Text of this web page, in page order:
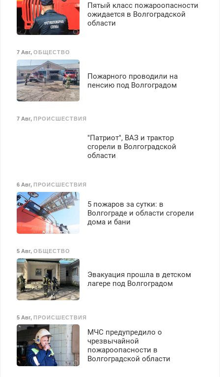
Пятый класс пожароопасности
ожидается в Волгоградской
области
7 Авг, ОБЩЕСТВО
Пожарного проводили на
пенсию под Волгоградом
7 Авг, ПРОИСШЕСТВИЯ
"Патриот", ВАЗ и трактор
сгорели в Волгоградской
области
6 Авг, ПРОИСШЕСТВИЯ
5 пожаров за сутки: в
Волгограде и области сгорели
дома и бани
5 Авг, ОБЩЕСТВО
Эвакуация прошла в детском
лагере под Волгоградом
5 Авг, ПРОИСШЕСТВИЯ
МЧС предупредило о
чрезвычайной
пожароопасности в
Волгоградской области